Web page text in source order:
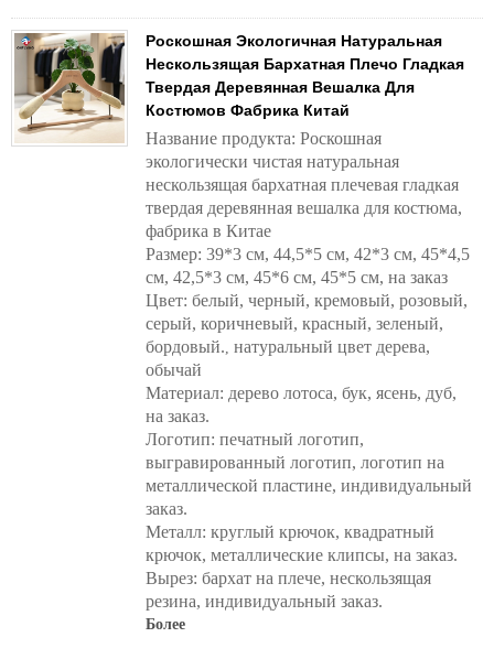
Роскошная Экологичная Натуральная
Нескользящая Бархатная Плечо Гладкая
Твердая Деревянная Вешалка Для
Костюмов Фабрика Китай
Название продукта: Роскошная
экологически чистая натуральная
нескользящая бархатная плечевая гладкая
твердая деревянная вешалка для костюма,
фабрика в Китае
Размер: 39*3 см, 44,5*5 см, 42*3 см, 45*4,5
см, 42,5*3 см, 45*6 см, 45*5 см, на заказ
Цвет: белый, черный, кремовый, розовый,
серый, коричневый, красный, зеленый,
бордовый., натуральный цвет дерева,
обычай
Материал: дерево лотоса, бук, ясень, дуб,
на заказ.
Логотип: печатный логотип,
выгравированный логотип, логотип на
металлической пластине, индивидуальный
заказ.
Металл: круглый крючок, квадратный
крючок, металлические клипсы, на заказ.
Вырез: бархат на плече, нескользящая
резина, индивидуальный заказ.
Более